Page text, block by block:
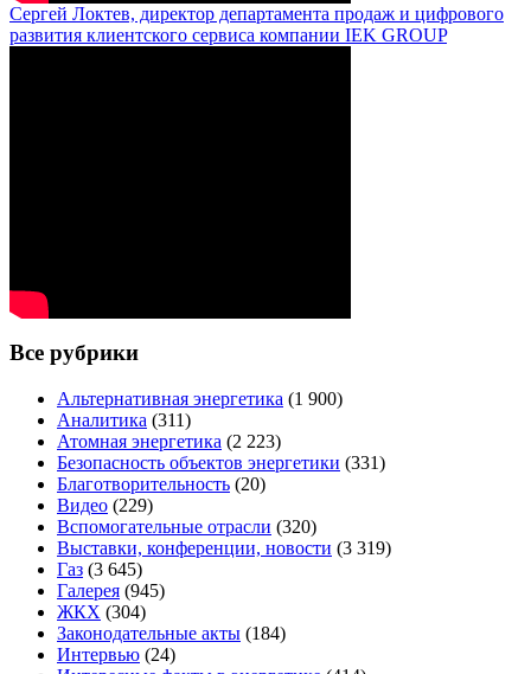
Сергей Локтев, директор департамента продаж и цифрового
развития клиентского сервиса компании IEK GROUP
Все рубрики
Альтернативная энергетика (1 900)
Аналитика (311)
Атомная энергетика (2 223)
Безопасность объектов энергетики (331)
Благотворительность (20)
Видео (229)
Вспомогательные отрасли (320)
Выставки, конференции, новости (3 319)
Газ (3 645)
Галерея (945)
ЖКХ (304)
Законодательные акты (184)
Интервью (24)